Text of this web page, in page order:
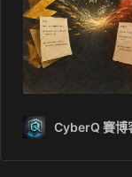
CyberQ 賽博